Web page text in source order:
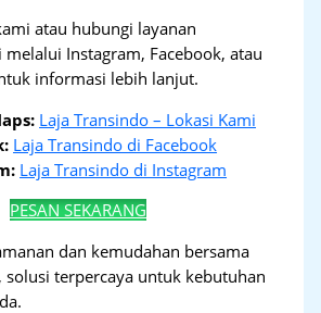
atau hubungi layanan
melalui Instagram, Facebook, atau
informasi lebih lanjut.
Laja Transindo – Lokasi Kami
Laja Transindo di Facebook
Laja Transindo di Instagram
PESAN SEKARANG
dan kemudahan bersama
, solusi terpercaya untuk kebutuhan